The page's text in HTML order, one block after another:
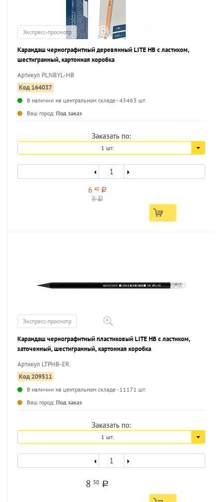
Экспресс-просмотр
Карандаш чернографитный деревянный LITE НВ с ластиком,
шестигранный, картонная коробка
Артикул PLNBYL-HB
Код 164037
В наличии на центральном складе - 45463 шт.
Ваш город: Под заказ
Заказать по:
1 шт.
6 40 a
8a
Экспресс-просмотр
Карандаш чернографитный пластиковый LITE НВ с ластиком,
заточенный, шестигранный, картонная коробка
Артикул LTPHB-ER
Код 209511
В наличии на центральном складе - 11171 шт.
Ваш город: Под заказ
Заказать по:
1 шт.
8 50 a